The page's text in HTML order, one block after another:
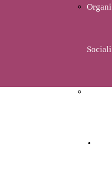
Organi
Sociali